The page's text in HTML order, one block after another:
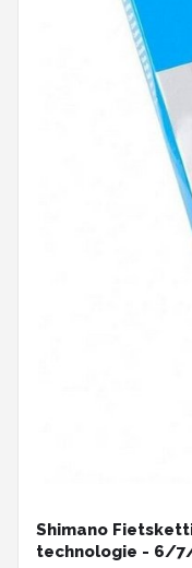
Shimano
technologie - 6/